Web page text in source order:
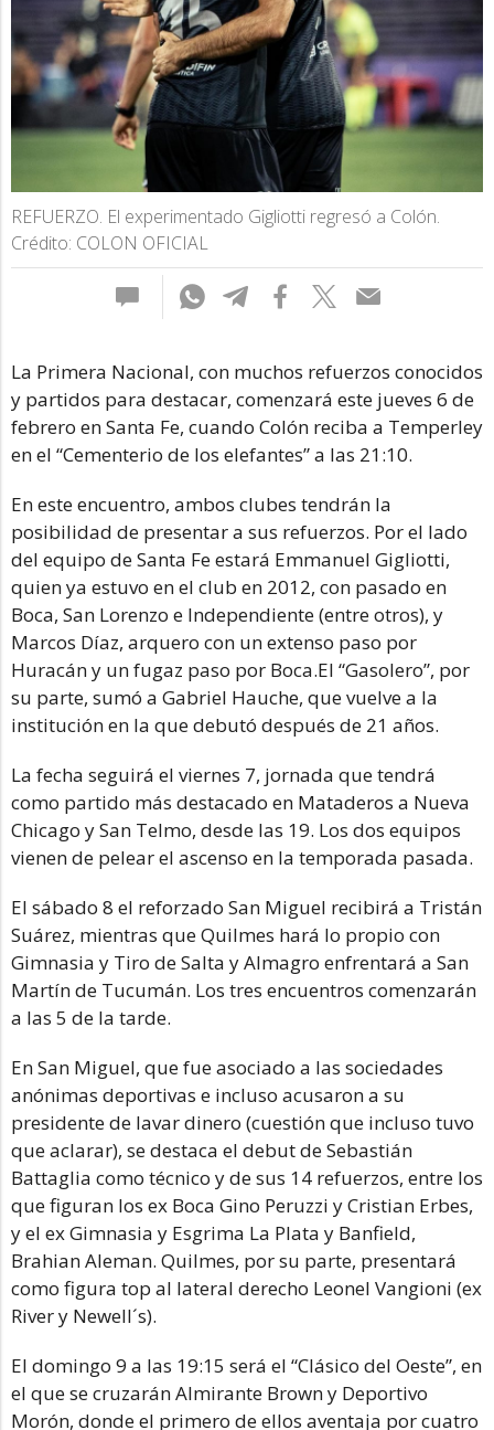
REFUERZO. El experimentado Gigliotti regresó a Colón.
Crédito: COLON OFICIAL
La Primera Nacional, con muchos refuerzos conocidos
y partidos para destacar, comenzará este jueves 6 de
febrero en Santa Fe, cuando Colón reciba a Temperley
en el “Cementerio de los elefantes” a las 21:10.
En este encuentro, ambos clubes tendrán la
posibilidad de presentar a sus refuerzos. Por el lado
del equipo de Santa Fe estará Emmanuel Gigliotti,
quien ya estuvo en el club en 2012, con pasado en
Boca, San Lorenzo e Independiente (entre otros), y
Marcos Díaz, arquero con un extenso paso por
Huracán y un fugaz paso por Boca.El “Gasolero”, por
su parte, sumó a Gabriel Hauche, que vuelve a la
institución en la que debutó después de 21 años.
La fecha seguirá el viernes 7, jornada que tendrá
como partido más destacado en Mataderos a Nueva
Chicago y San Telmo, desde las 19. Los dos equipos
vienen de pelear el ascenso en la temporada pasada.
El sábado 8 el reforzado San Miguel recibirá a Tristán
Suárez, mientras que Quilmes hará lo propio con
Gimnasia y Tiro de Salta y Almagro enfrentará a San
Martín de Tucumán. Los tres encuentros comenzarán
a las 5 de la tarde.
En San Miguel, que fue asociado a las sociedades
anónimas deportivas e incluso acusaron a su
presidente de lavar dinero (cuestión que incluso tuvo
que aclarar), se destaca el debut de Sebastián
Battaglia como técnico y de sus 14 refuerzos, entre los
que figuran los ex Boca Gino Peruzzi y Cristian Erbes,
y el ex Gimnasia y Esgrima La Plata y Banfield,
Brahian Aleman. Quilmes, por su parte, presentará
como figura top al lateral derecho Leonel Vangioni (ex
River y Newell´s).
El domingo 9 a las 19:15 será el “Clásico del Oeste”, en
el que se cruzarán Almirante Brown y Deportivo
Morón, donde el primero de ellos aventaja por cuatro